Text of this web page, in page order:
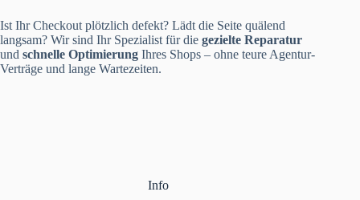
Ist Ihr Checkout plötzlich defekt? Lädt die Seite quälend
langsam? Wir sind Ihr Spezialist für die gezielte Reparatur
und schnelle Optimierung Ihres Shops – ohne teure Agentur-
Verträge und lange Wartezeiten.
Info